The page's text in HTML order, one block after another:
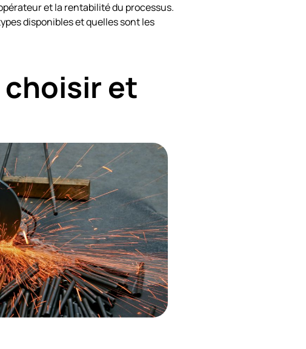
et la rentabilité du processus.
disponibles et quelles sont les
et